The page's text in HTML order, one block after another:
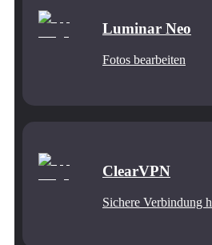
Luminar Neo
Fotos bearbeiten
ClearVPN
Sichere Verbindung